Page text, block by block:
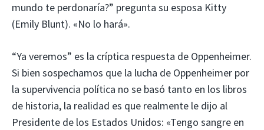
mundo te perdonaría?” pregunta su esposa Kitty
(Emily Blunt). «No lo hará».
“Ya veremos” es la críptica respuesta de Oppenheimer.
Si bien sospechamos que la lucha de Oppenheimer por
la supervivencia política no se basó tanto en los libros
de historia, la realidad es que realmente le dijo al
Presidente de los Estados Unidos: «Tengo sangre en